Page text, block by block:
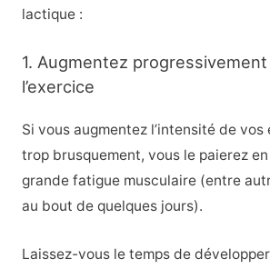
lactique :
1. Augmentez progressivement
l’exercice
Si vous augmentez l’intensité de
trop brusquement, vous le paierez
grande fatigue musculaire (entre
au bout de quelques jours).
Laissez-vous le temps de